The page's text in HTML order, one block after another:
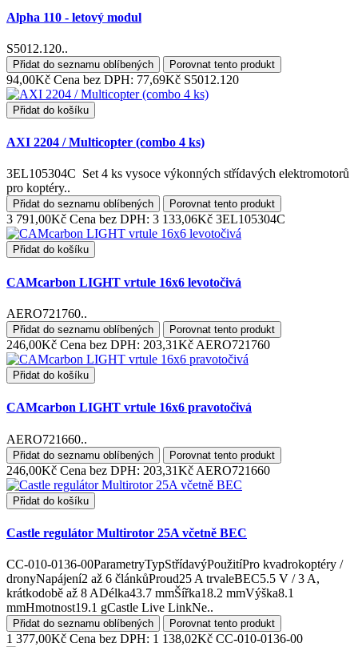
Alpha 110 - letový modul
S5012.120..
Přidat do seznamu oblíbených Porovnat tento produkt
94,00Kč Cena bez DPH: 77,69Kč S5012.120
Přidat do košíku
AXI 2204 / Multicopter (combo 4 ks)
3EL105304C Set 4 ks vysoce výkonných střídavých elektromotorů
pro koptéry..
Přidat do seznamu oblíbených Porovnat tento produkt
3 791,00Kč Cena bez DPH: 3 133,06Kč 3EL105304C
Přidat do košíku
CAMcarbon LIGHT vrtule 16x6 levotočivá
AERO721760..
Přidat do seznamu oblíbených Porovnat tento produkt
246,00Kč Cena bez DPH: 203,31Kč AERO721760
Přidat do košíku
CAMcarbon LIGHT vrtule 16x6 pravotočivá
AERO721660..
Přidat do seznamu oblíbených Porovnat tento produkt
246,00Kč Cena bez DPH: 203,31Kč AERO721660
Přidat do košíku
Castle regulátor Multirotor 25A včetně BEC
CC-010-0136-00ParametryTypStřídavýPoužitíPro kvadrokoptéry /
dronyNapájení2 až 6 článkůProud25 A trvaleBEC5.5 V / 3 A,
krátkodobě až 8 ADélka43.7 mmŠířka18.2 mmVýška8.1
mmHmotnost19.1 gCastle Live LinkNe..
Přidat do seznamu oblíbených Porovnat tento produkt
1 377,00Kč Cena bez DPH: 1 138,02Kč CC-010-0136-00